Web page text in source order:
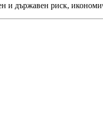
и държавен риск,